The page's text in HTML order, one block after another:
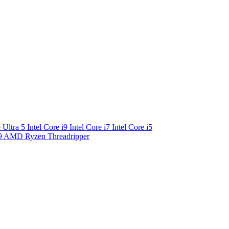
Ultra 5 Intel Core i9 Intel Core i7 Intel Core i5
AMD Ryzen Threadripper